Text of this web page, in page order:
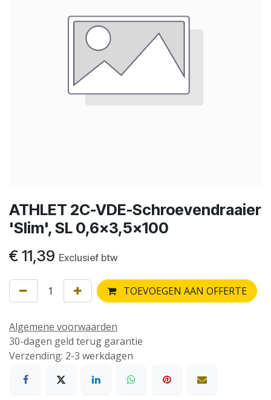
ATHLET 2C-VDE-Schroevendraaier
'Slim', SL 0,6x3,5x100
€ 11,39 Exclusief btw
TOEVOEGEN AAN OFFERTE
Algemene voorwaarden
30-dagen geld terug garantie
Verzending: 2-3 werkdagen